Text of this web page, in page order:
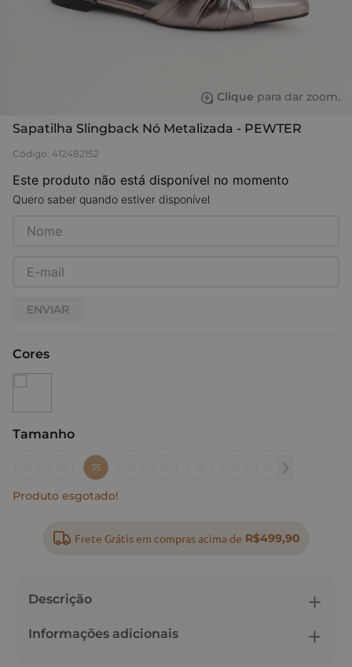
Clique para dar zoom.
Sapatilha Slingback Nó Metalizada - PEWTER
Código: 412482152
Este produto não está disponível no momento
Quero saber quando estiver disponível
ENVIAR
Cores
Tamanho
35
Produto esgotado!
Frete Grátis em compras acima de R$499,90
Descrição
Informações adicionais